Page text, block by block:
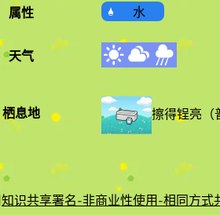
属性 水
天气
栖息地 擦得锃亮 （
知识共享署名-非商业性使用-相同方式